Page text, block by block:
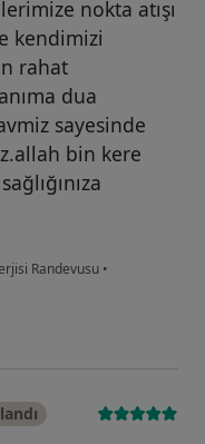
nokta atışı
kendimizi
rahat
dua
sayesinde
bin kere
Randevusu •